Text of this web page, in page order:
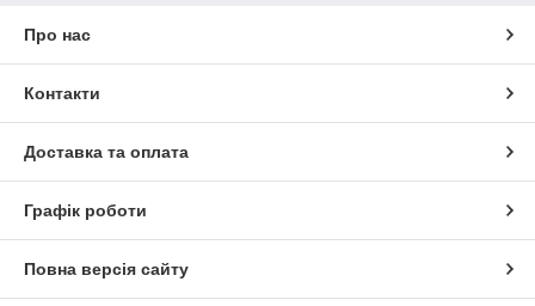
Про нас
Контакти
Доставка та оплата
Графік роботи
Повна версія сайту